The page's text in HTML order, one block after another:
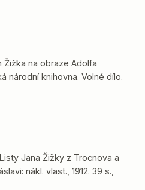
Žižka na obraze Adolfa
národní knihovna. Volné dílo.
Jana Žižky z Trocnova a
nákl. vlast., 1912. 39 s.,